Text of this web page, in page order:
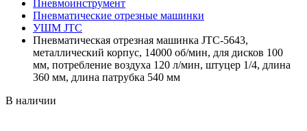
Пневмоинструмент
Пневматические отрезные машинки
УШМ JTC
Пневматическая отрезная машинка JTC-5643,
металлический корпус, 14000 об/мин, для дисков 100
мм, потребление воздуха 120 л/мин, штуцер 1/4, длина
360 мм, длина патрубка 540 мм
В наличии